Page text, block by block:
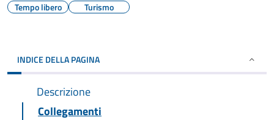
Tempo libero Turismo
INDICE DELLA PAGINA
Descrizione
Collegamenti